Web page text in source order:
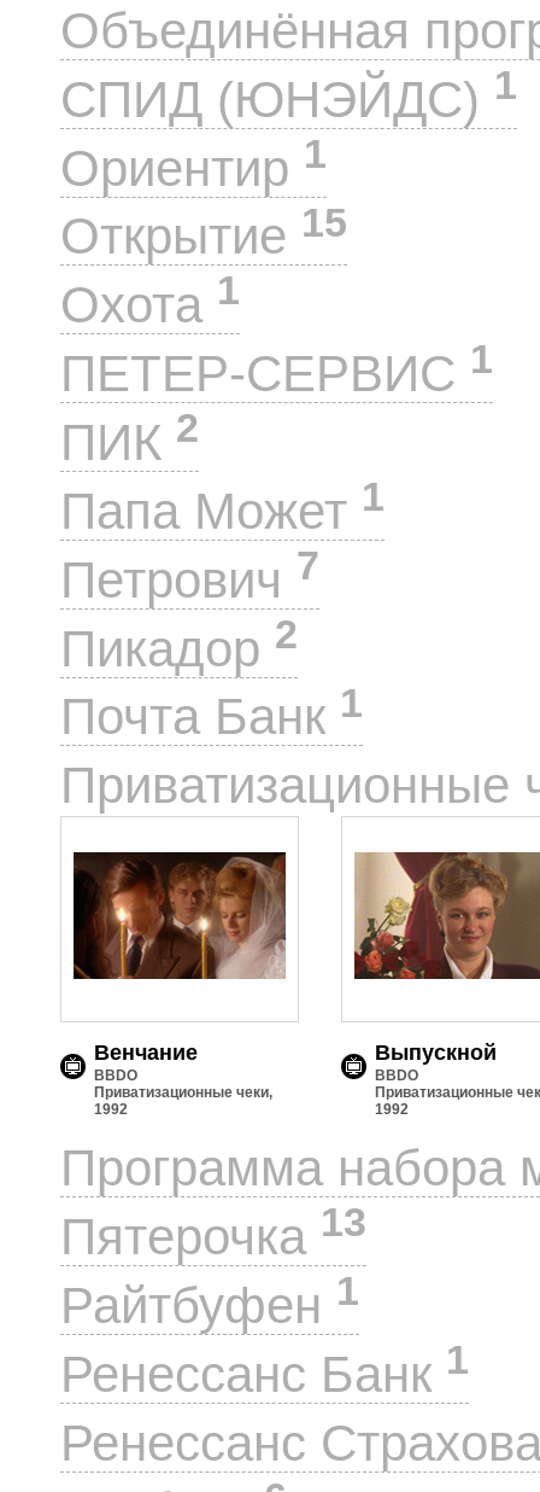
Объединённая
СПИД (ЮНЭЙДС) 1
Ориентир 1
Открытие 15
Охота 1
ПЕТЕР-СЕРВИС 1
ПИК 2
Папа Может 1
Петрович 7
Пикадор 2
Почта Банк 1
Приватизационные
Венчание
BBDO
Приватизационные чеки,
1992
Выпускной
BBDO
Приватизационные
1992
Программа набора
Пятерочка 13
Райтбуфен 1
Ренессанс Банк 1
Ренессанс